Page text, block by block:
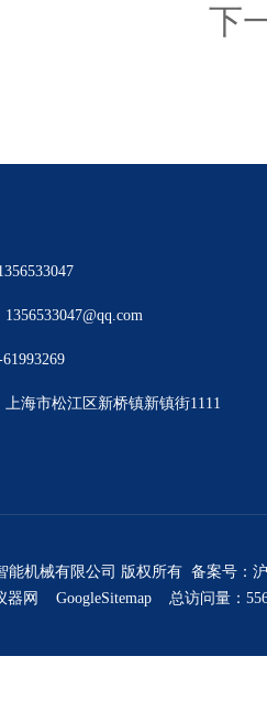
下
海市松江区新桥镇新镇街1111
能机械有限公司 版权所有 备案号：
器网 GoogleSitemap 总访问量：